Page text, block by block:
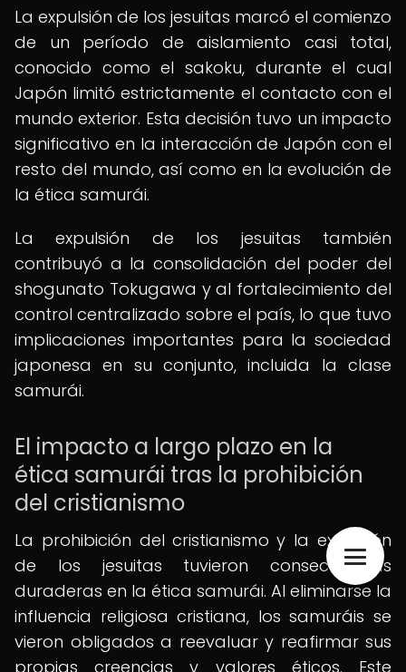
La expulsión de los jesuitas marcó el comienzo
de un período de aislamiento casi total,
conocido como el sakoku, durante el cual
Japón limitó estrictamente el contacto con el
mundo exterior. Esta decisión tuvo un impacto
significativo en la interacción de Japón con el
resto del mundo, así como en la evolución de
la ética samurái.
La expulsión de los jesuitas también
contribuyó a la consolidación del poder del
shogunato Tokugawa y al fortalecimiento del
control centralizado sobre el país, lo que tuvo
implicaciones importantes para la sociedad
japonesa en su conjunto, incluida la clase
samurái.
El impacto a largo plazo en la
ética samurái tras la prohibición
del cristianismo
La prohibición del cristianismo y la expulsión
de los jesuitas tuvieron consecuencias
duraderas en la ética samurái. Al eliminarse la
influencia religiosa cristiana, los samuráis se
vieron obligados a reevaluar y reafirmar sus
propias creencias y valores éticos. Este